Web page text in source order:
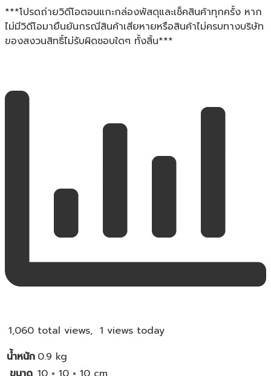
***โปรดถ่ายวิดีโอตอนแกะกล่องพัสดุและเช็คสินค้าทุกครั้ง หาก
ไม่มีวิดีโอมายืนยันกรณีสินค้าเสียหายหรือสินค้าไม่ครบทางบริษัท
ของสงวนสิทธิ์ไม่รับผิดชอบใดๆ ทั้งสิ้น***
1,060 total views, 1 views today
น้ำหนัก 0.9 kg